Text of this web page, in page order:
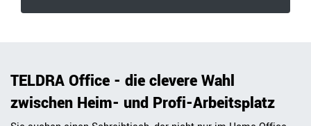
TELDRA Office - die clevere Wahl
zwischen Heim- und Profi-Arbeitsplatz